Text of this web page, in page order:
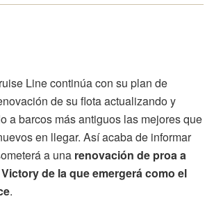
Line continúa con su plan de
de su flota actualizando y
a barcos más antiguos las mejores que
en llegar. Así acaba de informar
a una renovación de proa a
de la que emergerá como el
.